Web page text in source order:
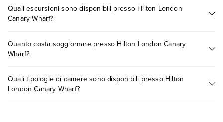
Quali escursioni sono disponibili presso Hilton London
Canary Wharf?
presso Hilton London Canary Wharf. Scoprile tutte nella
sezione dedicata
Quanto costa soggiornare presso Hilton London Canary
Wharf?
base a vari fattori (per es. date, condizioni dell'hotel, ecc). Per
consultare i prezzi, compila il motore di ricerca e scegli
Quali tipologie di camere sono disponibili presso Hilton
London Canary Wharf?